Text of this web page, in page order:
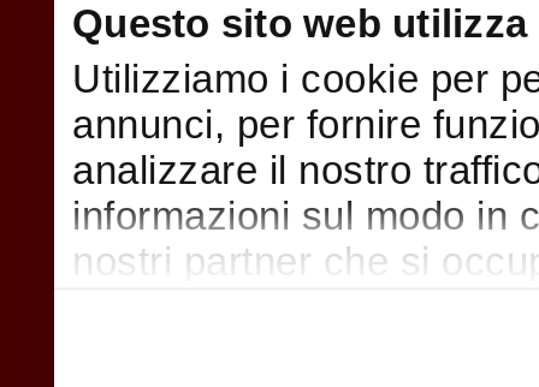
Questo sito web utilizza
Utilizziamo i cookie per
annunci, per fornire
analizzare il nostro
informazioni sul modo in
nostri partner che si